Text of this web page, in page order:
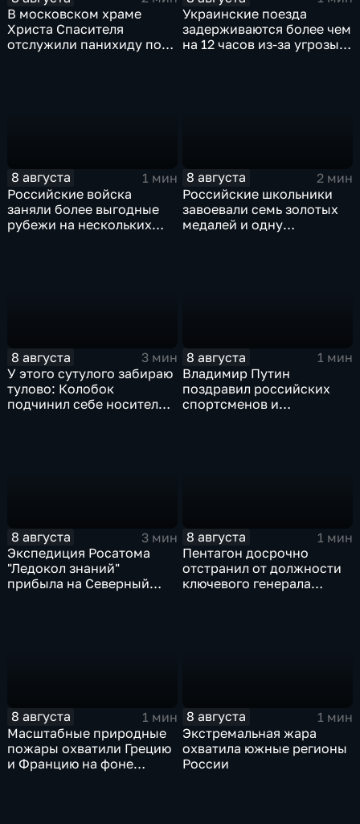
В московском храме
Христа Спасителя
отслужили панихиду по
Украинские поезда
задерживаются более чем
на 12 часов из-за угрозы
8 августа
1 мин
Российские войска
заняли более выгодные
рубежи на нескольких
8 августа
2 мин
Российские школьники
завоевали семь золотых
медалей и одну
8 августа
3 мин
У этого сутулого забираю
тулово: Колобок
подчинил себе носителя в
8 августа
1 мин
Владимир Путин
поздравил российских
спортсменов и
8 августа
3 мин
Экспедиция Росатома
"Ледокол знаний"
прибыла на Северный
8 августа
1 мин
Пентагон досрочно
отстранил от должности
ключевого генерала
8 августа
1 мин
Масштабные природные
пожары охватили Грецию
и Францию на фоне
8 августа
1 мин
Экстремальная жара
охватила южные регионы
России